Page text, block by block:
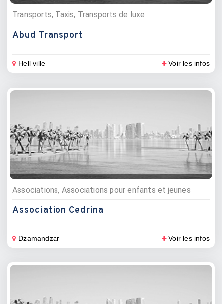
Transports, Taxis, Transports de luxe
Abud Transport
Hell ville Voir les infos
Associations, Associations pour enfants et jeunes
Association Cedrina
Dzamandzar Voir les infos